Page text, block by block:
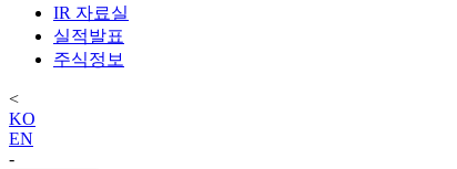
IR 자료실
실적발표
주식정보
<
KO
EN
-